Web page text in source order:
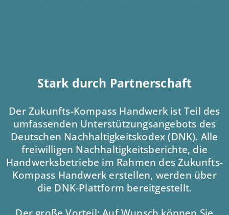
Stark durch Partnerschaft
Der Zukunfts-Kompass Handwerk ist Teil des
umfassenden Unterstützungsangebots des
Deutschen Nachhaltigkeitskodex (DNK). Alle
freiwilligen Nachhaltigkeitsberichte, die
Handwerksbetriebe im Rahmen des Zukunfts-
Kompass Handwerk erstellen, werden über
die DNK-Plattform bereitgestellt.